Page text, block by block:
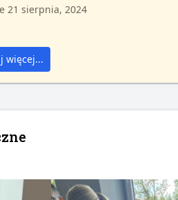
21 sierpnia, 2024
więcej...